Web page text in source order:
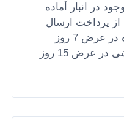
در انبار آماده
از پرداخت ارسال
می شوند؛ سفارشات عمده در عرض 7 روز
کاری؛ OEM / ODM سفارشی در عرض 15 روز